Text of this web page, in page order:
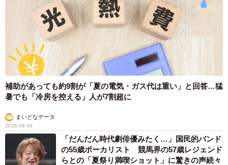
より魅力的な千葉線へ
今は複々線化された総武線と海っ縁を走る京葉線に挟ま
れ、かなり肩身が狭くなった千葉線。京成の中では完全な
ローカル線扱いになっていますが、沿線住民にとってはJR
より身近な存在です。
そうそう、京成電鉄は他にはない踏切の音があるのです。
京成は上下両方から来る場合、どちらかが来た後、警報音
が早くなるんですよ。それが京成だけと知ったのはつい最
近のことでした。当たり前じゃなかったんですね。この警
報音を耳にすると、ホッとします。
補助があっても約9割が「夏の電気・ガス代は重い」と回答…猛
暑でも「冷房を控える」人が7割超に
まいどなデータ
2026.08.08
「だんだん時代劇俳優みたく…」国民的バンド
の55歳ボーカリスト 競馬界の57歳レジェンド
らとの「夏祭り満喫ショット」に驚きの声続々